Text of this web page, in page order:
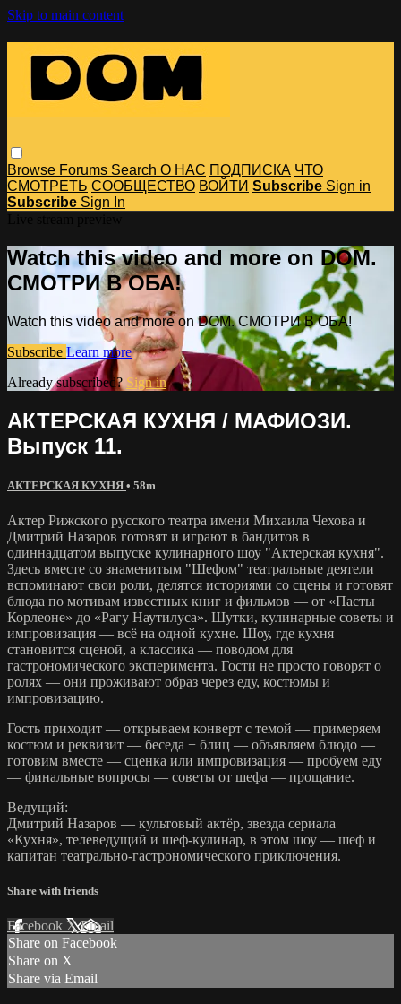
Skip to main content
Browse Forums Search О НАС ПОДПИСКА ЧТО
СМОТРЕТЬ СООБЩЕСТВО ВОЙТИ Subscribe Sign in
Subscribe Sign In
Watch this video and more on DOM.
СМОТРИ В ОБА!
Watch this video and more on DOM. СМОТРИ В ОБА!
Subscribe Learn more
Already subscribed? Sign in
АКТЕРСКАЯ КУХНЯ / МАФИОЗИ.
Выпуск 11.
АКТЕРСКАЯ КУХНЯ • 58m
Актер Рижского русского театра имени Михаила Чехова и
Дмитрий Назаров готовят и играют в бандитов в
одиннадцатом выпуске кулинарного шоу "Актерская кухня".
Здесь вместе со знаменитым "Шефом" театральные деятели
вспоминают свои роли, делятся историями со сцены и готовят
блюда по мотивам известных книг и фильмов — от «Пасты
Корлеоне» до «Рагу Наутилуса». Шутки, кулинарные советы и
импровизация — всё на одной кухне. Шоу, где кухня
становится сценой, а классика — поводом для
гастрономического эксперимента. Гости не просто говорят о
ролях — они проживают образ через еду, костюмы и
импровизацию.
Гость приходит — открываем конверт с темой — примеряем
костюм и реквизит — беседа + блиц — объявляем блюдо —
готовим вместе — сценка или импровизация — пробуем еду
— финальные вопросы — советы от шефа — прощание.
Ведущий:
Дмитрий Назаров — культовый актёр, звезда сериала
«Кухня», телеведущий и шеф-кулинар, в этом шоу — шеф и
капитан театрально-гастрономического приключения.
Share with friends
Facebook XEmail
Share on Facebook
Share on X
Share via Email